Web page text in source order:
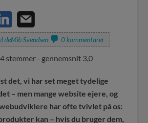
deMib Svendsen 0 kommentarer
4 stemmer - gennemsnit 3,0
det, vi har set meget tydelige
– men mange website ejere, og
har ofte tvivlet på os:
kan – hvis du bruger dem,